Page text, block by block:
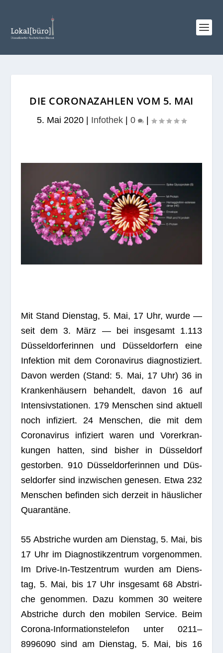
DIE CORONAZAHLEN VOM 5. MAI
5. Mai 2020 Infothek 0
Mit Stand Diens­tag, 5. Mai, 17 Uhr, wurde —
seit dem 3. März — bei ins­ge­samt 1.113
Düs­sel­dor­fe­rin­nen und Düs­sel­dor­fern eine
Infek­tion mit dem Coro­na­vi­rus dia­gnos­ti­ziert.
Davon wer­den (Stand: 5. Mai, 17 Uhr) 36 in
Kran­ken­häu­sern behan­delt, davon 16 auf
Inten­siv­sta­tio­nen. 179 Men­schen sind aktu­ell
noch infi­ziert. 24 Men­schen, die mit dem
Coro­na­vi­rus infi­ziert waren und Vor­er­kran­
kun­gen hat­ten, sind bis­her in Düs­sel­dorf
gestor­ben. 910 Düs­sel­dor­fe­rin­nen und Düs­
sel­dor­fer sind inzwi­schen gene­sen. Etwa 232
Men­schen befin­den sich der­zeit in häus­li­cher
Quarantäne.
55 Abstri­che wur­den am Diens­tag, 5. Mai, bis
17 Uhr im Dia­gnos­tik­zen­trum vor­ge­nom­men.
Im Drive-In-Test­zen­trum wur­den am Diens­
tag, 5. Mai, bis 17 Uhr ins­ge­samt 68 Abstri­
che genom­men. Dazu kom­men 30 wei­tere
Abstri­che durch den mobi­len Ser­vice. Beim
Corona-Infor­ma­ti­ons­te­le­fon unter 0211–
8996090 sind am Diens­tag, 5. Mai, bis 16